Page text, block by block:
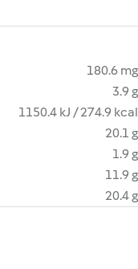
180.6 mg
3.9 g
1150.4 kJ / 274.9 kcal
20.1 g
1.9 g
11.9 g
20.4 g